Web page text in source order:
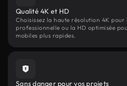
Qualité 4K et HD
Choisissez la haute résolution 4K
professionnelle ou la HD optimisée
mobiles plus rapides.
Sans danger pour vos projets